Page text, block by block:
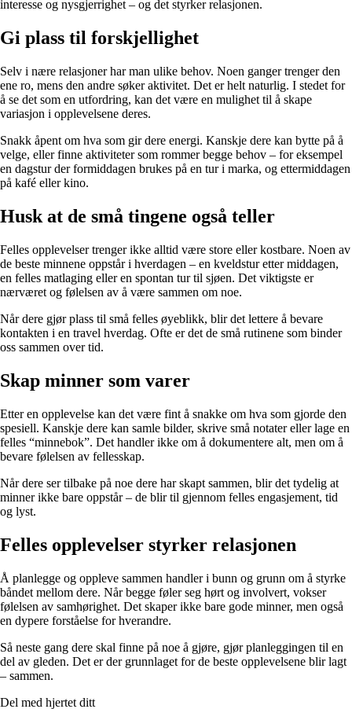
interesse og nysgjerrighet – og det styrker relasjonen.
Gi plass til forskjellighet
Selv i nære relasjoner har man ulike behov. Noen ganger trenger den
ene ro, mens den andre søker aktivitet. Det er helt naturlig. I stedet for
å se det som en utfordring, kan det være en mulighet til å skape
variasjon i opplevelsene deres.
Snakk åpent om hva som gir dere energi. Kanskje dere kan bytte på å
velge, eller finne aktiviteter som rommer begge behov – for eksempel
en dagstur der formiddagen brukes på en tur i marka, og ettermiddagen
på kafé eller kino.
Husk at de små tingene også teller
Felles opplevelser trenger ikke alltid være store eller kostbare. Noen av
de beste minnene oppstår i hverdagen – en kveldstur etter middagen,
en felles matlaging eller en spontan tur til sjøen. Det viktigste er
nærværet og følelsen av å være sammen om noe.
Når dere gjør plass til små felles øyeblikk, blir det lettere å bevare
kontakten i en travel hverdag. Ofte er det de små rutinene som binder
oss sammen over tid.
Skap minner som varer
Etter en opplevelse kan det være fint å snakke om hva som gjorde den
spesiell. Kanskje dere kan samle bilder, skrive små notater eller lage en
felles “minnebok”. Det handler ikke om å dokumentere alt, men om å
bevare følelsen av fellesskap.
Når dere ser tilbake på noe dere har skapt sammen, blir det tydelig at
minner ikke bare oppstår – de blir til gjennom felles engasjement, tid
og lyst.
Felles opplevelser styrker relasjonen
Å planlegge og oppleve sammen handler i bunn og grunn om å styrke
båndet mellom dere. Når begge føler seg hørt og involvert, vokser
følelsen av samhørighet. Det skaper ikke bare gode minner, men også
en dypere forståelse for hverandre.
Så neste gang dere skal finne på noe å gjøre, gjør planleggingen til en
del av gleden. Det er der grunnlaget for de beste opplevelsene blir lagt
– sammen.
Del med hjertet ditt